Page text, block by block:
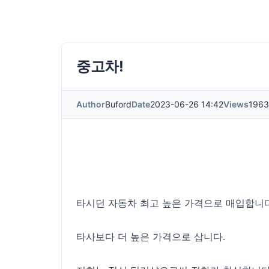
중고차!
AuthorBufordDate2023-06-26 14:42Views1963
타시던 자동차 최고 높은 가격으로 매입합니
타사보다 더 높은 가격으로 삽니다.